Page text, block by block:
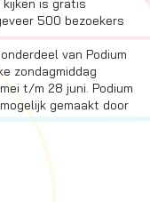
kijken is gratis
500 bezoekers
van Podium
zondagmiddag
t/m 28 juni. Podium
gemaakt door